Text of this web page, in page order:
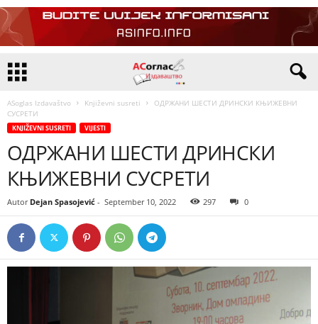
ASoglas Izdavaštvo Književni susreti
ОДРЖАНИ ШЕСТИ ДРИНСКИ КЊИЖЕВНИ
СУСРЕТИ
KNJIŽEVNI SUSRETI VIJESTI
ОДРЖАНИ ШЕСТИ ДРИНСКИ
КЊИЖЕВНИ СУСРЕТИ
Autor Dejan Spasojević - September 10, 2022 297 0